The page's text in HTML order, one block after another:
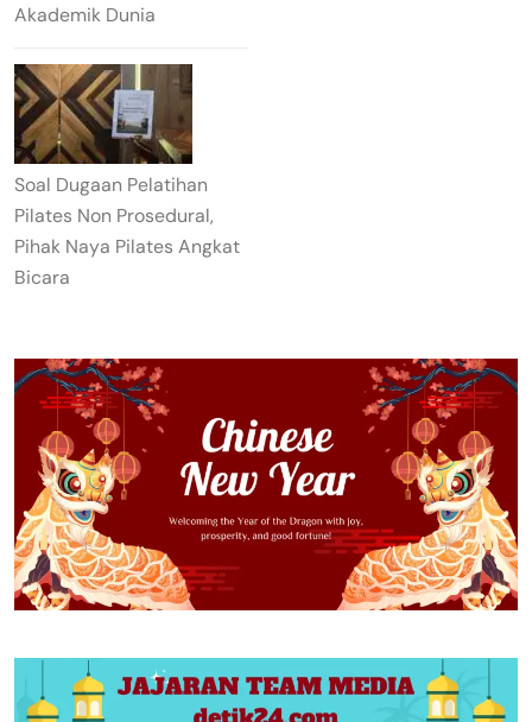
Akademik Dunia
Soal Dugaan Pelatihan
Pilates Non Prosedural,
Pihak Naya Pilates Angkat
Bicara